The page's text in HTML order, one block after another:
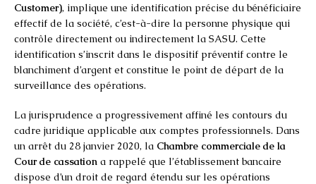
Customer), implique une identification précise du bénéficiaire
effectif de la société, c’est-à-dire la personne physique qui
contrôle directement ou indirectement la SASU. Cette
identification s’inscrit dans le dispositif préventif contre le
blanchiment d’argent et constitue le point de départ de la
surveillance des opérations.
La jurisprudence a progressivement affiné les contours du
cadre juridique applicable aux comptes professionnels. Dans
un arrêt du 28 janvier 2020, la Chambre commerciale de la
Cour de cassation a rappelé que l’établissement bancaire
dispose d’un droit de regard étendu sur les opérations